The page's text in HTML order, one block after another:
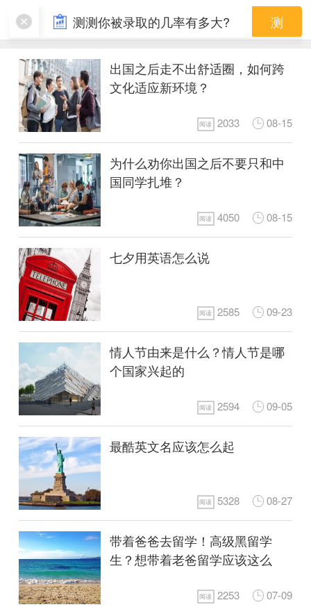
留学趣闻
出国之后走不出舒适圈，如何跨
文化适应新环境？
阅读 2033 08-15
为什么劝你出国之后不要只和中
国同学扎堆？
阅读 4050 08-15
七夕用英语怎么说
阅读 2585 09-23
情人节由来是什么？情人节是哪
个国家兴起的
阅读 2594 09-05
最酷英文名应该怎么起
阅读 5328 08-27
带着爸爸去留学！高级黑留学
生？想带着老爸留学应该这么
阅读 2253 07-09
测测你被录取的几率有多大? 测